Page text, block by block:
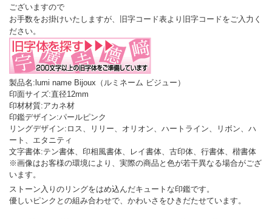
ございますので
お手数をお掛けいたしますが、旧字コード表より旧字コードをご入力く
ださい。
製品名:lumi name Bijoux（ルミネーム ビジュー）
印面サイズ:直径12mm
印材材質:アカネ材
印鑑デザイン:パールピンク
リングデザイン:ロス、リリー、オリオン、ハートライン、リボン、ハ
ート、エタニティ
文字書体:テン書体、印相風書体、レイ書体、古印体、行書体、楷書体
※画像はお客様の環境により、実際の商品と色が若干異なる場合がござ
います。
ストーン入りのリングをはめ込んだキュートな印鑑です。
優しいピンクとの組み合わせで、かわいさをひきだたせています。